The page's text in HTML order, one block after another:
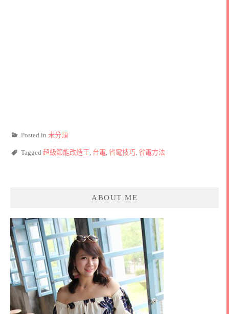
Posted in 未分類
Tagged 超級節能改造王, 台電, 省電技巧, 省電方法
ABOUT ME